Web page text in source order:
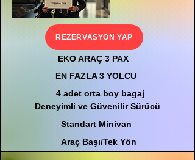
REZERVASYON YAP
EKO ARAÇ 3 PAX
EN FAZLA 3 YOLCU
4 adet orta boy bagaj
Deneyimli ve Güvenilir Sürücü
Standart Minivan
Araç Başı/Tek Yön